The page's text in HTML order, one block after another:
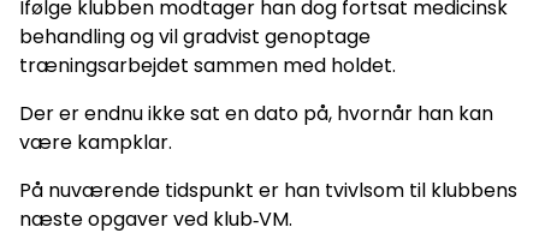
Ifølge klubben modtager han dog fortsat medicinsk
behandling og vil gradvist genoptage
træningsarbejdet sammen med holdet.
Der er endnu ikke sat en dato på, hvornår han kan
være kampklar.
På nuværende tidspunkt er han tvivlsom til klubbens
næste opgaver ved klub‑VM.